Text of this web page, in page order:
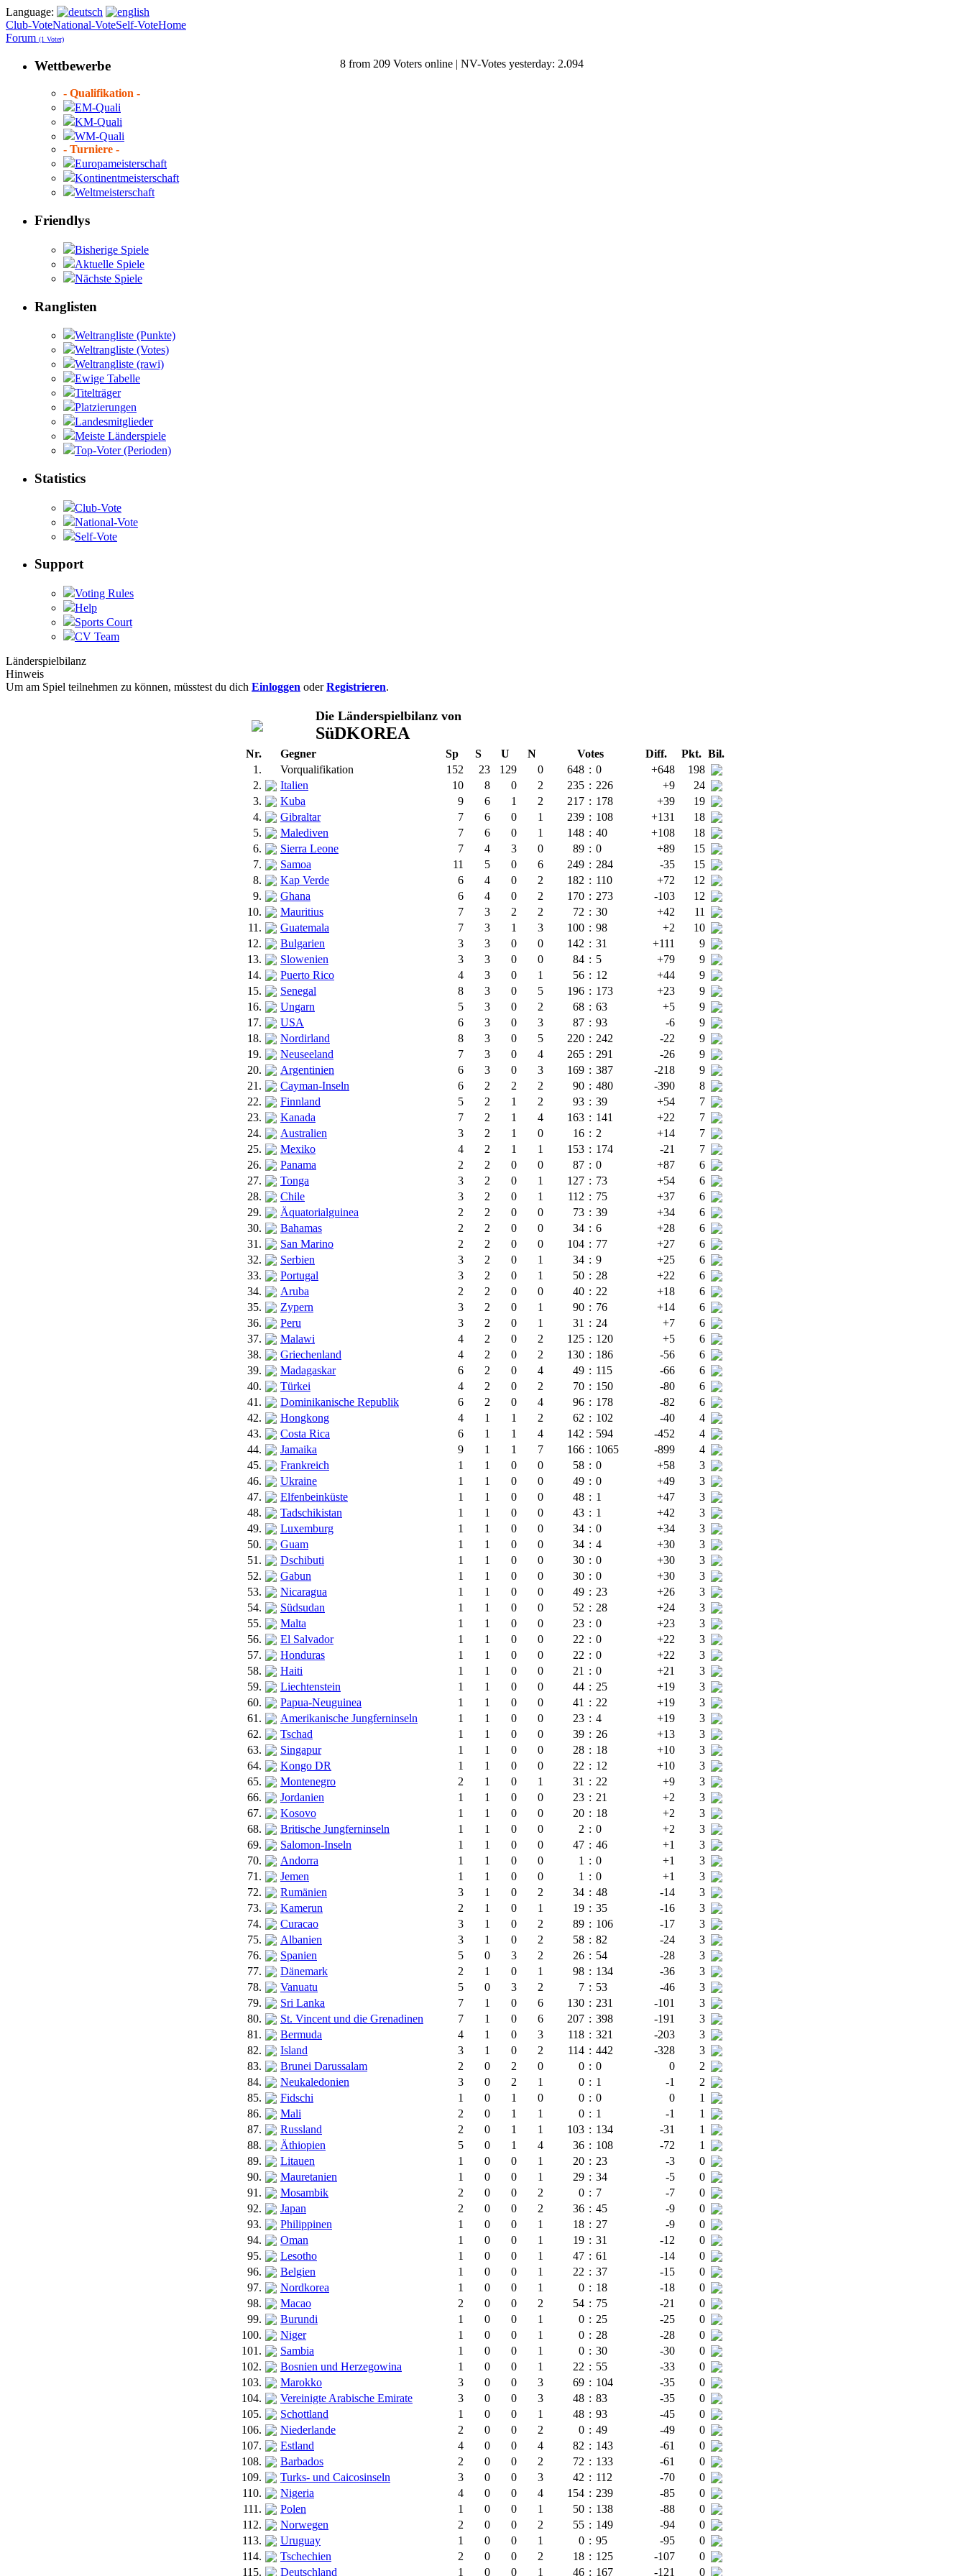
Language:
8 from 209 Voters online | NV-Votes yesterday: 2.094
Club-VoteNational-VoteSelf-VoteHome
Forum (1 Voter)
Wettbewerbe
- Qualifikation -
EM-Quali
KM-Quali
WM-Quali
- Turniere -
Europameisterschaft
Kontinentmeisterschaft
Weltmeisterschaft
Friendlys
Bisherige Spiele
Aktuelle Spiele
Nächste Spiele
Ranglisten
Weltrangliste (Punkte)
Weltrangliste (Votes)
Weltrangliste (rawi)
Ewige Tabelle
Titelträger
Platzierungen
Landesmitglieder
Meiste Länderspiele
Top-Voter (Perioden)
Statistics
Club-Vote
National-Vote
Self-Vote
Support
Voting Rules
Help
Sports Court
CV Team
Länderspielbilanz
Hinweis
Um am Spiel teilnehmen zu können, müsstest du dich Einloggen oderRegistrieren.
Die Länderspielbilanz von
SüDKOREA
Nr. Gegner Sp S U N Votes Diff. Pkt. Bil.
1.
Vorqualifikation 152 23 129 0 648 : 0 +648
198
2.
Italien 10 8 0 2 235 : 226 +9
24
3.
Kuba 9 6 1 2 217 : 178 +39
19
4.
Gibraltar 7 6 0 1 239 : 108 +131
18
5.
Malediven 7 6 0 1 148 : 40 +108
18
6.
Sierra Leone 7 4 3 0 89 : 0 +89
15
7.
Samoa 11 5 0 6 249 : 284 -35
15
8.
Kap Verde 6 4 0 2 182 : 110 +72
12
9.
Ghana 6 4 0 2 170 : 273 -103
12
10.
Mauritius 7 3 2 2 72 : 30 +42
11
11.
Guatemala 7 3 1 3 100 : 98 +2
10
12.
Bulgarien 3 3 0 0 142 : 31 +111
9
13.
Slowenien 3 3 0 0 84 : 5 +79
9
14.
Puerto Rico 4 3 0 1 56 : 12 +44
9
15.
Senegal 8 3 0 5 196 : 173 +23
9
16.
Ungarn 5 3 0 2 68 : 63 +5
9
17.
USA 6 3 0 3 87 : 93 -6
9
18.
Nordirland 8 3 0 5 220 : 242 -22
9
19.
Neuseeland 7 3 0 4 265 : 291 -26
9
20.
Argentinien 6 3 0 3 169 : 387 -218
9
21.
Cayman-Inseln 6 2 2 2 90 : 480 -390
8
22.
Finnland 5 2 1 2 93 : 39 +54
7
23.
Kanada 7 2 1 4 163 : 141 +22
7
24.
Australien 3 2 1 0 16 : 2 +14
7
25.
Mexiko 4 2 1 1 153 : 174 -21
7
26.
Panama 2 2 0 0 87 : 0 +87
6
27.
Tonga 3 2 0 1 127 : 73 +54
6
28.
Chile 3 2 0 1 112 : 75 +37
6
29.
Äquatorialguinea 2 2 0 0 73 : 39 +34
6
30.
Bahamas 2 2 0 0 34 : 6 +28
6
31.
San Marino 2 2 0 0 104 : 77 +27
6
32.
Serbien 3 2 0 1 34 : 9 +25
6
33.
Portugal 3 2 0 1 50 : 28 +22
6
34.
Aruba 2 2 0 0 40 : 22 +18
6
35.
Zypern 3 2 0 1 90 : 76 +14
6
36.
Peru 3 2 0 1 31 : 24 +7
6
37.
Malawi 4 2 0 2 125 : 120 +5
6
38.
Griechenland 4 2 0 2 130 : 186 -56
6
39.
Madagaskar 6 2 0 4 49 : 115 -66
6
40.
Türkei 4 2 0 2 70 : 150 -80
6
41.
Dominikanische Republik 6 2 0 4 96 : 178 -82
6
42.
Hongkong 4 1 1 2 62 : 102 -40
4
43.
Costa Rica 6 1 1 4 142 : 594 -452
4
44.
Jamaika 9 1 1 7 166 : 1065 -899
4
45.
Frankreich 1 1 0 0 58 : 0 +58
3
46.
Ukraine 1 1 0 0 49 : 0 +49
3
47.
Elfenbeinküste 1 1 0 0 48 : 1 +47
3
48.
Tadschikistan 1 1 0 0 43 : 1 +42
3
49.
Luxemburg 1 1 0 0 34 : 0 +34
3
50.
Guam 1 1 0 0 34 : 4 +30
3
51.
Dschibuti 1 1 0 0 30 : 0 +30
3
52.
Gabun 1 1 0 0 30 : 0 +30
3
53.
Nicaragua 1 1 0 0 49 : 23 +26
3
54.
Südsudan 1 1 0 0 52 : 28 +24
3
55.
Malta 1 1 0 0 23 : 0 +23
3
56.
El Salvador 1 1 0 0 22 : 0 +22
3
57.
Honduras 1 1 0 0 22 : 0 +22
3
58.
Haiti 1 1 0 0 21 : 0 +21
3
59.
Liechtenstein 1 1 0 0 44 : 25 +19
3
60.
Papua-Neuguinea 1 1 0 0 41 : 22 +19
3
61.
Amerikanische Jungferninseln 1 1 0 0 23 : 4 +19
3
62.
Tschad 1 1 0 0 39 : 26 +13
3
63.
Singapur 1 1 0 0 28 : 18 +10
3
64.
Kongo DR 1 1 0 0 22 : 12 +10
3
65.
Montenegro 2 1 0 1 31 : 22 +9
3
66.
Jordanien 1 1 0 0 23 : 21 +2
3
67.
Kosovo 1 1 0 0 20 : 18 +2
3
68.
Britische Jungferninseln 1 1 0 0 2 : 0 +2
3
69.
Salomon-Inseln 1 1 0 0 47 : 46 +1
3
70.
Andorra 1 1 0 0 1 : 0 +1
3
71.
Jemen 1 1 0 0 1 : 0 +1
3
72.
Rumänien 3 1 0 2 34 : 48 -14
3
73.
Kamerun 2 1 0 1 19 : 35 -16
3
74.
Curacao 3 1 0 2 89 : 106 -17
3
75.
Albanien 3 1 0 2 58 : 82 -24
3
76.
Spanien 5 0 3 2 26 : 54 -28
3
77.
Dänemark 2 1 0 1 98 : 134 -36
3
78.
Vanuatu 5 0 3 2 7 : 53 -46
3
79.
Sri Lanka 7 1 0 6 130 : 231 -101
3
80.
St. Vincent und die Grenadinen 7 1 0 6 207 : 398 -191
3
81.
Bermuda 4 1 0 3 118 : 321 -203
3
82.
Island 3 1 0 2 114 : 442 -328
3
83.
Brunei Darussalam 2 0 2 0 0 : 0 0
2
84.
Neukaledonien 3 0 2 1 0 : 1 -1
2
85.
Fidschi 1 0 1 0 0 : 0 0
1
86.
Mali 2 0 1 1 0 : 1 -1
1
87.
Russland 2 0 1 1 103 : 134 -31
1
88.
Äthiopien 5 0 1 4 36 : 108 -72
1
89.
Litauen 1 0 0 1 20 : 23 -3
0
90.
Mauretanien 1 0 0 1 29 : 34 -5
0
91.
Mosambik 2 0 0 2 0 : 7 -7
0
92.
Japan 2 0 0 2 36 : 45 -9
0
93.
Philippinen 1 0 0 1 18 : 27 -9
0
94.
Oman 1 0 0 1 19 : 31 -12
0
95.
Lesotho 1 0 0 1 47 : 61 -14
0
96.
Belgien 1 0 0 1 22 : 37 -15
0
97.
Nordkorea 1 0 0 1 0 : 18 -18
0
98.
Macao 2 0 0 2 54 : 75 -21
0
99.
Burundi 1 0 0 1 0 : 25 -25
0
100.
Niger 1 0 0 1 0 : 28 -28
0
101.
Sambia 1 0 0 1 0 : 30 -30
0
102.
Bosnien und Herzegowina 1 0 0 1 22 : 55 -33
0
103.
Marokko 3 0 0 3 69 : 104 -35
0
104.
Vereinigte Arabische Emirate 3 0 0 3 48 : 83 -35
0
105.
Schottland 1 0 0 1 48 : 93 -45
0
106.
Niederlande 2 0 0 2 0 : 49 -49
0
107.
Estland 4 0 0 4 82 : 143 -61
0
108.
Barbados 2 0 0 2 72 : 133 -61
0
109.
Turks- und Caicosinseln 3 0 0 3 42 : 112 -70
0
110.
Nigeria 4 0 0 4 154 : 239 -85
0
111.
Polen 1 0 0 1 50 : 138 -88
0
112.
Norwegen 2 0 0 2 55 : 149 -94
0
113.
Uruguay 1 0 0 1 0 : 95 -95
0
114.
Tschechien 2 0 0 2 18 : 125 -107
0
115.
Deutschland 1 0 0 1 46 : 167 -121 0